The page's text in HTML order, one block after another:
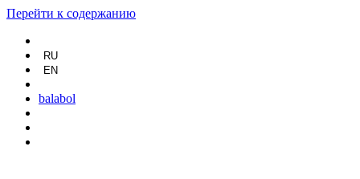
Перейти к содержанию
RU
EN
balabol